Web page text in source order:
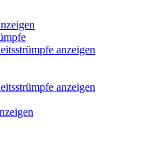
anzeigen
anzeigen